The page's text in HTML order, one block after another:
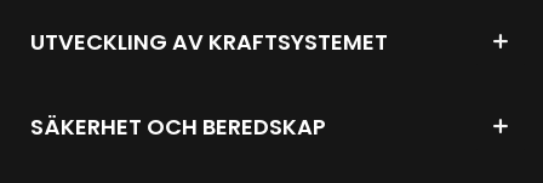
UTVECKLING AV KRAFTSYSTEMET
SÄKERHET OCH BEREDSKAP